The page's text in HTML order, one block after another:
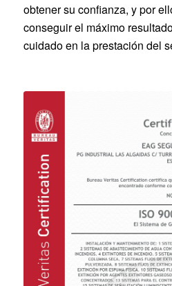
obtener su confianza, y por
conseguir el máximo
cuidado en la prestación del